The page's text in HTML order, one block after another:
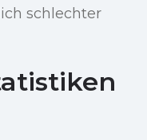
schlechter